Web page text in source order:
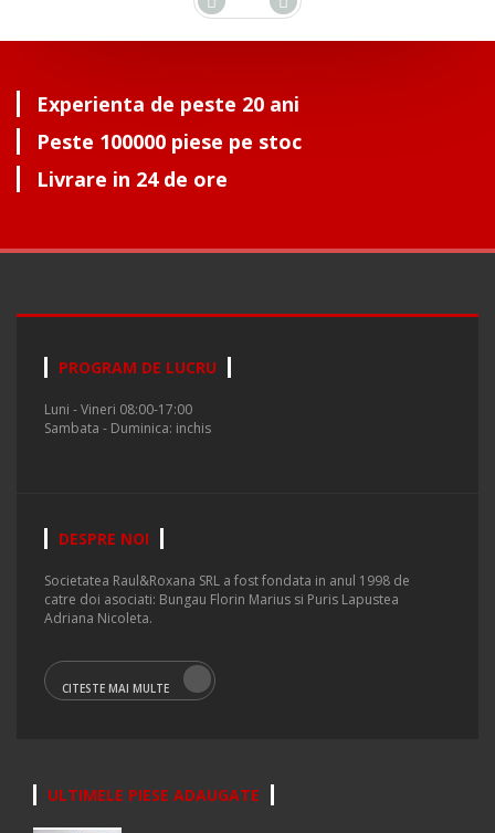
Experienta de peste 20 ani
Peste 100000 piese pe stoc
Livrare in 24 de ore
PROGRAM DE LUCRU
Luni - Vineri 08:00-17:00
Sambata - Duminica: inchis
DESPRE NOI
Societatea Raul&Roxana SRL a fost fondata in anul 1998 de
catre doi asociati: Bungau Florin Marius si Puris Lapustea
Adriana Nicoleta.
CITESTE MAI MULTE
ULTIMELE PIESE ADAUGATE